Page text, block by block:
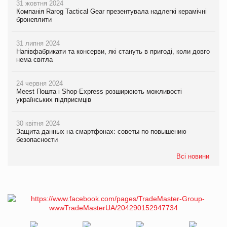
31 жовтня 2024
Компанія Rarog Tactical Gear презентувала надлегкі керамічні
бронеплити
31 липня 2024
Напівфабрикати та консерви, які стануть в пригоді, коли довго
нема світла
24 червня 2024
Meest Пошта і Shop-Express розширюють можливості
українських підприємців
30 квітня 2024
Защита данных на смартфонах: советы по повышению
безопасности
Всі новини